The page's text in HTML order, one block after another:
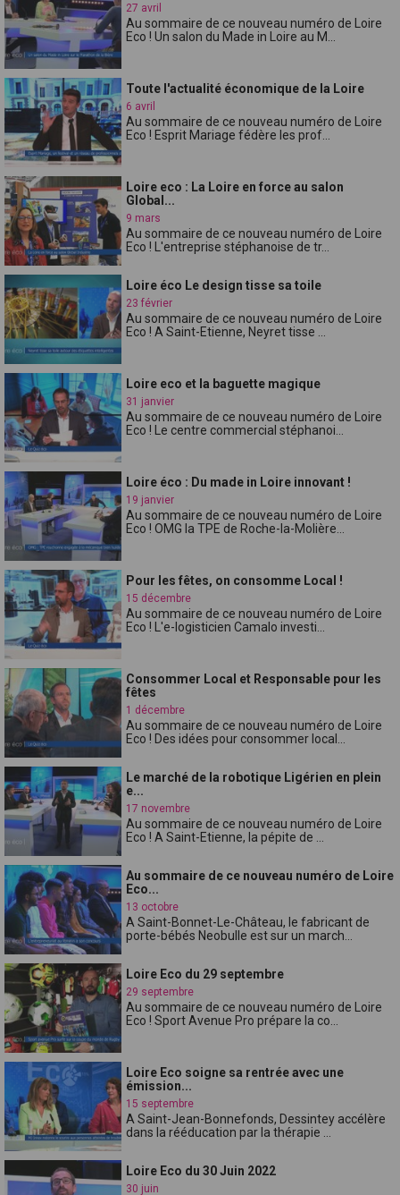
27 avril
Au sommaire de ce nouveau numéro de Loire
Eco ! Un salon du Made in Loire au M...
Toute l'actualité économique de la Loire
6 avril
Au sommaire de ce nouveau numéro de Loire
Eco ! Esprit Mariage fédère les prof...
Loire eco : La Loire en force au salon
Global...
9 mars
Au sommaire de ce nouveau numéro de Loire
Eco ! L'entreprise stéphanoise de tr...
Loire éco Le design tisse sa toile
23 février
Au sommaire de ce nouveau numéro de Loire
Eco ! A Saint-Etienne, Neyret tisse ...
Loire eco et la baguette magique
31 janvier
Au sommaire de ce nouveau numéro de Loire
Eco ! Le centre commercial stéphanoi...
Loire éco : Du made in Loire innovant !
19 janvier
Au sommaire de ce nouveau numéro de Loire
Eco ! OMG la TPE de Roche-la-Molière...
Pour les fêtes, on consomme Local !
15 décembre
Au sommaire de ce nouveau numéro de Loire
Eco ! L'e-logisticien Camalo investi...
Consommer Local et Responsable pour les
fêtes
1 décembre
Au sommaire de ce nouveau numéro de Loire
Eco ! Des idées pour consommer local...
Le marché de la robotique Ligérien en plein
e...
17 novembre
Au sommaire de ce nouveau numéro de Loire
Eco ! A Saint-Etienne, la pépite de ...
Au sommaire de ce nouveau numéro de Loire
Eco...
13 octobre
A Saint-Bonnet-Le-Château, le fabricant de
porte-bébés Neobulle est sur un march...
Loire Eco du 29 septembre
29 septembre
Au sommaire de ce nouveau numéro de Loire
Eco ! Sport Avenue Pro prépare la co...
Loire Eco soigne sa rentrée avec une
émission...
15 septembre
A Saint-Jean-Bonnefonds, Dessintey accélère
dans la rééducation par la thérapie ...
Loire Eco du 30 Juin 2022
30 juin